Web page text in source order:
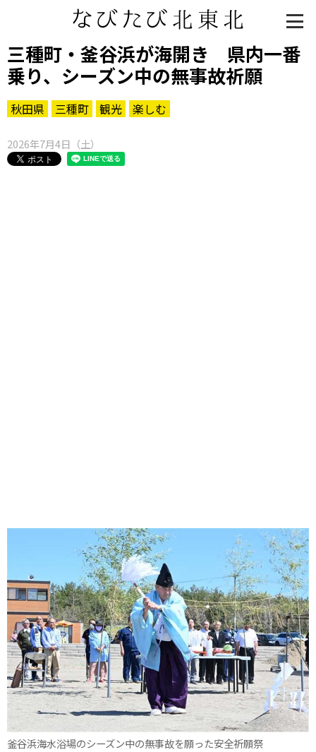
三種町・釜谷浜が海開き 県内一番
乗り、シーズン中の無事故祈願
秋田県 三種町 観光 楽しむ
2026年7月4日（土）
釜谷浜海水浴場のシーズン中の無事故を願った安全祈願祭